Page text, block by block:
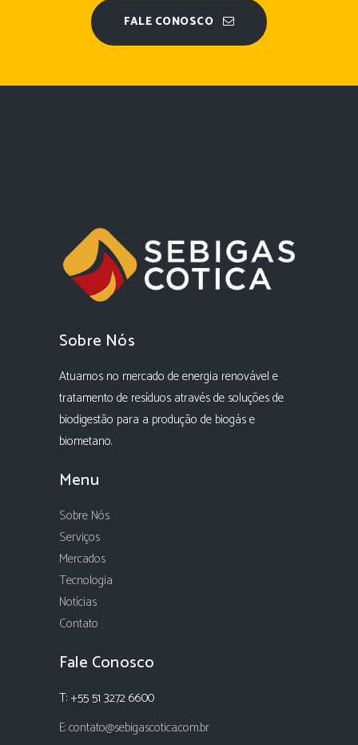
FALE CONOSCO
Sobre Nós
Atuamos no mercado de energia renovável e
tratamento de resíduos através de soluções de
biodigestão para a produção de biogás e
biometano.
Menu
Sobre Nós
Serviços
Mercados
Tecnologia
Notícias
Contato
Fale Conosco
T: +55 51 3272 6600
E: contato@sebigascotica.com.br